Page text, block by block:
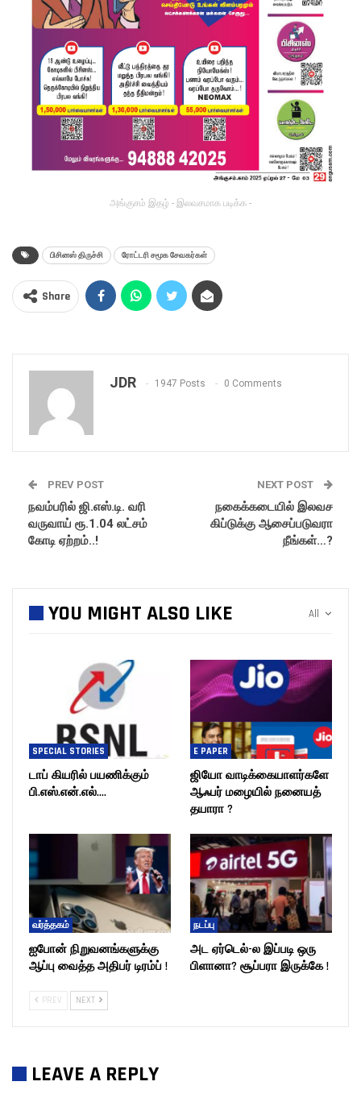
அங்குசம் இதழ் - இலவசமாக படிக்க -
பிசினஸ் திருச்சி ரோட்டரி சமூக சேவகர்கள்
Share
JDR 1947 Posts 0 Comments
PREV POST
நவம்பரில் ஜி.எஸ்.டி. வரி
வருவாய் ரூ.1.04 லட்சம்
கோடி ஏற்றம்..!
NEXT POST
நகைக்கடையில் இலவச
கிப்டுக்கு ஆசைப்படுவரா
நீங்கள்…?
All
YOU MIGHT ALSO LIKE
SPECIAL STORIES
டாப் கியரில் பயணிக்கும்
பி.எஸ்.என்.எல்….
E PAPER
ஜியோ வாடிக்கையாளர்களே
ஆஃபர் மழையில் நனையத்
தயாரா ?
வர்த்தகம்
ஐபோன் நிறுவனங்களுக்கு
ஆப்பு வைத்த அதிபர் டிரம்ப் !
நடப்பு
அட ஏர்டெல்-ல இப்படி ஒரு
பிளானா? சூப்பரா இருக்கே !
PREV NEXT
LEAVE A REPLY